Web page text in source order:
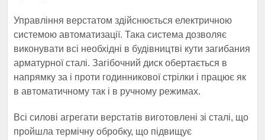
Управління верстатом здійснюється електричною
системою автоматизації. Така система дозволяє
виконувати всі необхідні в будівництві кути загибания
арматурної сталі. Загібочний диск обертається в
напрямку за і проти годинникової стрілки і працює як
в автоматичному так і в ручному режимах.
Всі силові агрегати верстатів виготовлені зі сталі, що
пройшла термічну обробку, що підвищує